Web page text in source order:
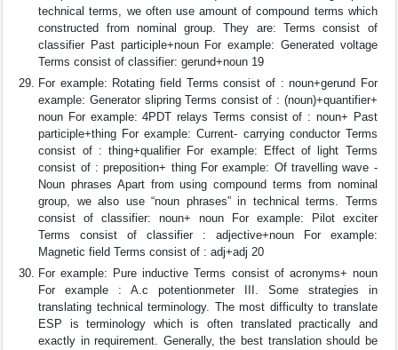
technical terms, we often use amount of compound terms which
constructed from nominal group. They are: Terms consist of
classifier Past participle+noun For example: Generated voltage
Terms consist of classifier: gerund+noun 19
For example: Rotating field Terms consist of : noun+gerund For
example: Generator slipring Terms consist of : (noun)+quantifier+
noun For example: 4PDT relays Terms consist of : noun+ Past
participle+thing For example: Current- carrying conductor Terms
consist of : thing+qualifier For example: Effect of light Terms
consist of : preposition+ thing For example: Of travelling wave -
Noun phrases Apart from using compound terms from nominal
group, we also use “noun phrases” in technical terms. Terms
consist of classifier: noun+ noun For example: Pilot exciter
Terms consist of classifier : adjective+noun For example:
Magnetic field Terms consist of : adj+adj 20
For example: Pure inductive Terms consist of acronyms+ noun
For example : A.c potentionmeter III. Some strategies in
translating technical terminology. The most difficulty to translate
ESP is terminology which is often translated practically and
exactly in requirement. Generally, the best translation should be